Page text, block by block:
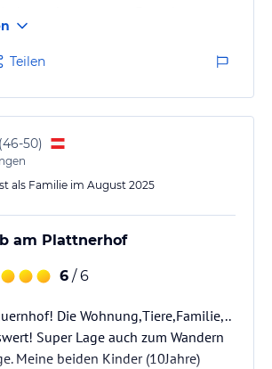
Teilen
(46-50)
als Familie im August 2025
am Plattnerhof
6 / 6
Die Wohnung,Tiere,Familie,..
Super Lage auch zum Wandern
Meine beiden Kinder (10Jahre)